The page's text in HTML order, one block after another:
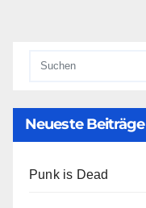
Neueste Beiträge
Punk is Dead